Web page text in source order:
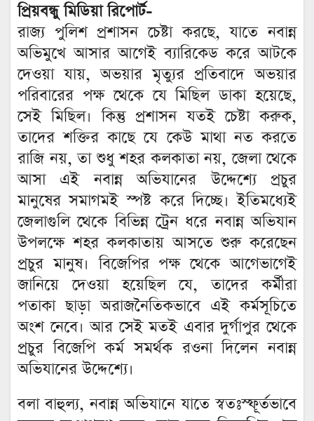
প্রিয়বন্ধু মিডিয়া রিপোর্ট-
রাজ্য পুলিশ প্রশাসন চেষ্টা করছে, যাতে নবান্ন
অভিমুখে আসার আগেই ব্যারিকেড করে আটকে
দেওয়া যায়, অভয়ার মৃত্যুর প্রতিবাদে অভয়ার
পরিবারের পক্ষ থেকে যে মিছিল ডাকা হয়েছে,
সেই মিছিল। কিন্তু প্রশাসন যতই চেষ্টা করুক,
তাদের শক্তির কাছে যে কেউ মাথা নত করতে
রাজি নয়, তা শুধু শহর কলকাতা নয়, জেলা থেকে
আসা এই নবান্ন অভিযানের উদ্দেশ্যে প্রচুর
মানুষের সমাগমই স্পষ্ট করে দিচ্ছে। ইতিমধ্যেই
জেলাগুলি থেকে বিভিন্ন ট্রেন ধরে নবান্ন অভিযান
উপলক্ষে শহর কলকাতায় আসতে শুরু করেছেন
প্রচুর মানুষ। বিজেপির পক্ষ থেকে আগেভাগেই
জানিয়ে দেওয়া হয়েছিল যে, তাদের কর্মীরা
পতাকা ছাড়া অরাজনৈতিকভাবে এই কর্মসূচিতে
অংশ নেবে। আর সেই মতই এবার দুর্গাপুর থেকে
প্রচুর বিজেপি কর্ম সমর্থক রওনা দিলেন নবান্ন
অভিযানের উদ্দেশ্যে।
বলা বাহুল্য, নবান্ন অভিযানে যাতে স্বতঃস্ফূর্তভাবে